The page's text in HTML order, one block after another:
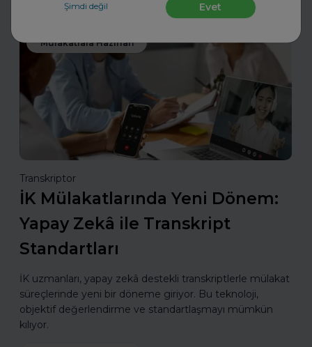
Şimdi değil Evet
Mülakatlara Hazırlan
Transkriptor
İK Mülakatlarında Yeni Dönem:
Yapay Zekâ ile Transkript
Standartları
İK uzmanları, yapay zekâ destekli transkriptlerle mülakat
süreçlerinde yeni bir döneme giriyor. Bu teknoloji,
objektif değerlendirme ve standartlaşmayı mümkün
kılıyor.